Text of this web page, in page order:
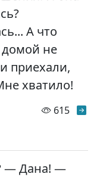
А что
домой не
приехали,
хватило!
615
— Дана! —